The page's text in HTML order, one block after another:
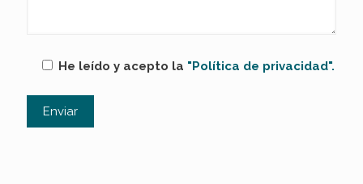
He leído y acepto la "Política de privacidad".